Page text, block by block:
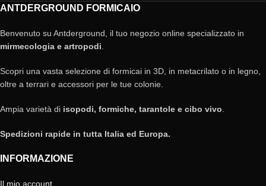
ANTDERGROUND FORMICAIO
Benvenuto su Antderground, il tuo negozio online specializzato in
mirmecologia e artropodi
Scopri una vasta selezione di formicai in 3D, in metacrilato o in legno,
oltre a terrari e accessori per le tue colonie.
Ampia varietà di isopodi, formiche, tarantole e cibo vivo
Spedizioni rapide in tutta Italia ed Europa.
INFORMAZIONE
Il mio account